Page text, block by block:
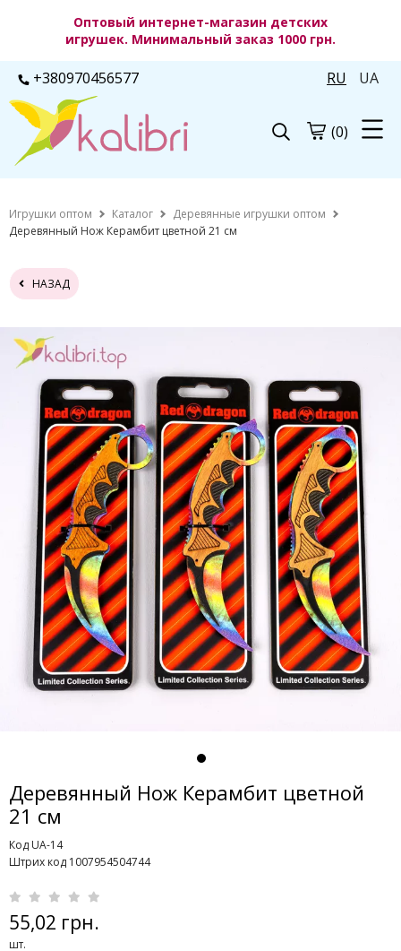
Оптовый интернет-магазин детских
игрушек. Минимальный заказ 1000 грн.
+380970456577 RU UA
(0)
Игрушки оптом Каталог
Деревянные игрушки оптом
Деревянный Нож Керамбит цветной 21 см
НАЗАД
Деревянный Нож Керамбит цветной
21 см
Код UA-14
Штрих код 1007954504744
55,02 грн.
шт.